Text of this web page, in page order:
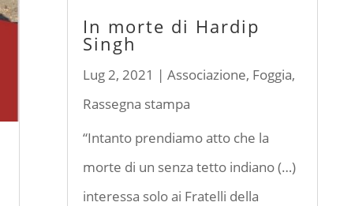
In morte di Hardip
Singh
Lug 2, 2021 | Associazione, Foggia,
Rassegna stampa
“Intanto prendiamo atto che la
morte di un senza tetto indiano (…)
interessa solo ai Fratelli della